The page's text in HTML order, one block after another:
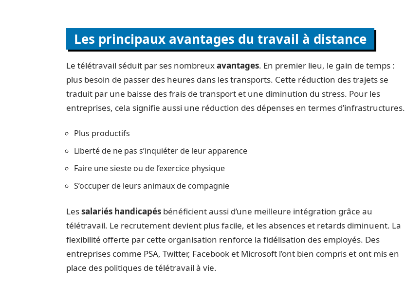
Les principaux avantages du travail à distance
Le télétravail séduit par ses nombreuxavantages. En premier lieu, le gain de temps :
plus besoin de passer des heures dans les transports. Cette réduction des trajets se
traduit par une baisse des frais de transport et une diminution du stress. Pour les
entreprises, cela signifie aussi une réduction des dépenses en termes d’infrastructures.
Plus productifs
Liberté de ne pas s’inquiéter de leur apparence
Faire une sieste ou de l’exercice physique
S’occuper de leurs animaux de compagnie
Lessalariés handicapés bénéficient aussi d’une meilleure intégration grâce au
télétravail. Le recrutement devient plus facile, et les absences et retards diminuent. La
flexibilité offerte par cette organisation renforce la fidélisation des employés. Des
entreprises comme PSA, Twitter, Facebook et Microsoft l’ont bien compris et ont mis en
place des politiques de télétravail à vie.